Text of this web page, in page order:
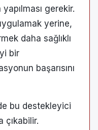
gerekir.
yerine,
daha sağlıklı
bir
başarısını
bu destekleyici
çıkabilir.